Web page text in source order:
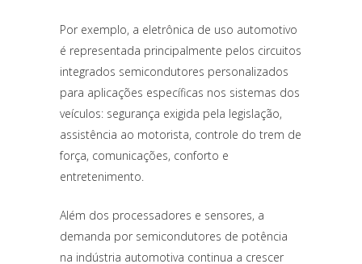
Por exemplo, a eletrônica de uso automotivo
é representada principalmente pelos circuitos
integrados semicondutores personalizados
para aplicações específicas nos sistemas dos
veículos: segurança exigida pela legislação,
assistência ao motorista, controle do trem de
força, comunicações, conforto e
entretenimento.
Além dos processadores e sensores, a
demanda por semicondutores de potência
na indústria automotiva continua a crescer